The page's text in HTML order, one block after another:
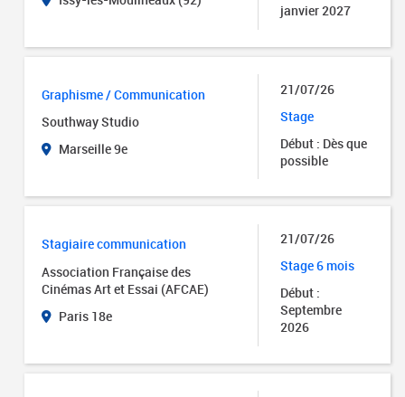
janvier 2027
Graphisme / Communication
Southway Studio
Marseille 9e
21/07/26
Stage
Début : Dès que
possible
Stagiaire communication
Association Française des
Cinémas Art et Essai (AFCAE)
Paris 18e
21/07/26
Stage 6 mois
Début :
Septembre
2026